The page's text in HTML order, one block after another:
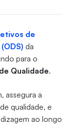
de
da
para o
Qualidade.
assegura a
qualidade, e
ao longo